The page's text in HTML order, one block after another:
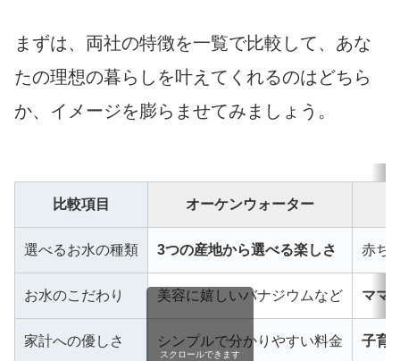
まずは、両社の特徴を一覧で比較して、あな
たの理想の暮らしを叶えてくれるのはどちら
か、イメージを膨らませてみましょう。
比較項目 オーケンウォーター
選べるお水の種類 3つの産地から選べる楽しさ 赤ち
お水のこだわり 美容に嬉しいバナジウムなど ママ
家計への優しさ シンプルで分かりやすい料金 子育
スクロールできます